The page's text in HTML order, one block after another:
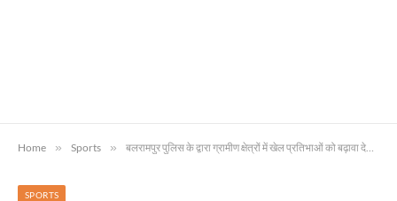
Home » Sports » बलरामपुर पुलिस के द्वारा ग्रामीण क्षेत्रों में खेल प्रतिभाओं को बढ़ावा देने वॉलीबॉल टूर्नामेंट का हुआ आयोजन
SPORTS